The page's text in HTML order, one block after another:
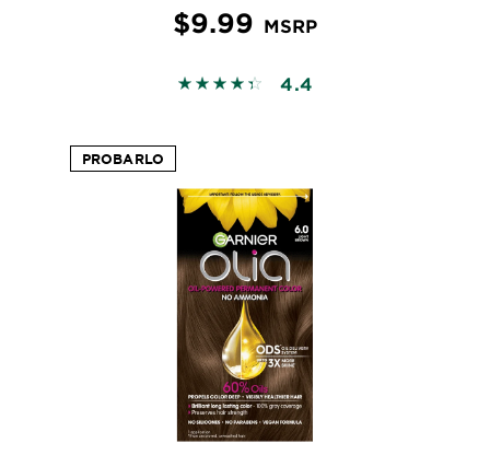
$9.99 MSRP
4.4121 out of 5 stars based on
4.4
PROBARLO